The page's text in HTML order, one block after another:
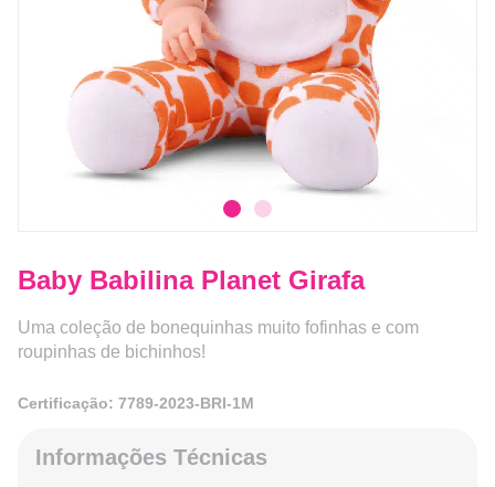
Baby Babilina Planet Girafa
Uma coleção de bonequinhas muito fofinhas e com
roupinhas de bichinhos!
Certificação: 7789-2023-BRI-1M
Informações Técnicas